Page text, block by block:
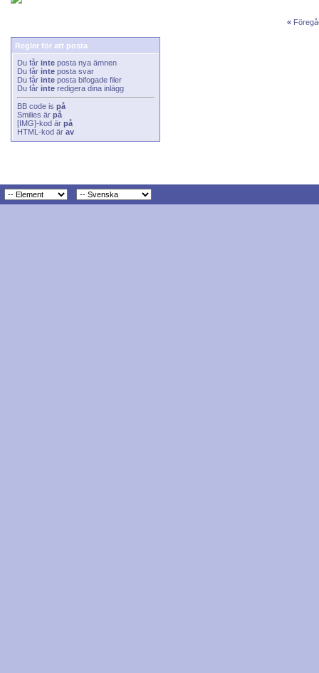
«
Regler för att posta
Du får inte posta nya ämnen
Du får inte posta svar
Du får inte posta bifogade filer
Du får inte redigera dina inlägg
BB code is på
Smilies är på
[IMG]-kod är på
HTML-kod är av